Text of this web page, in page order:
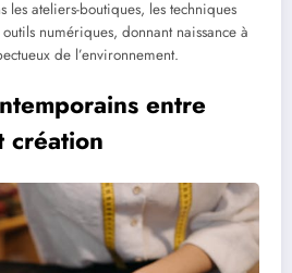
les ateliers-boutiques, les techniques
numériques, donnant naissance à
de l’environnement.
entre
création